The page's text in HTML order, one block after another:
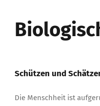
Schützen und
Die Menschheit ist